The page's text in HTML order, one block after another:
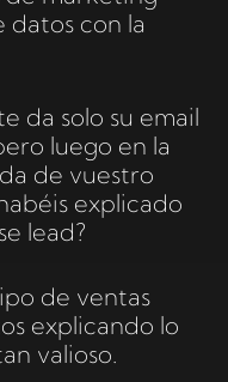
con la
da solo su email
luego en la
de vuestro
explicado
lead?
de ventas
explicando lo
valioso.